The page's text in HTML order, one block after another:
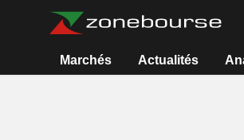
Marchés Actualités